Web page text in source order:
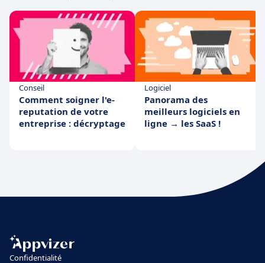
Conseil
Comment soigner l'e-
reputation de votre
entreprise : décryptage
Logiciel
Panorama des
meilleurs logiciels en
ligne → les SaaS !
Confidentialité